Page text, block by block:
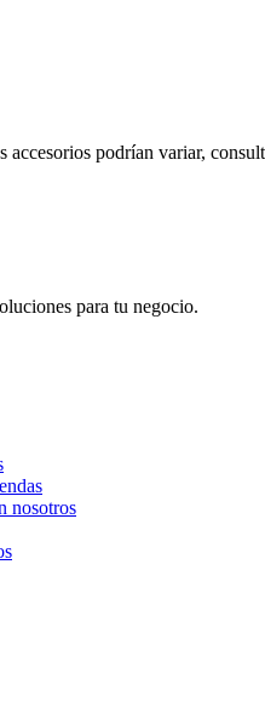
podrían variar,
para tu negocio.
nosotros